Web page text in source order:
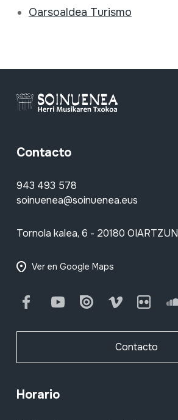
Oarsoaldea Turismo
Contacto
943 493 578
soinuenea@soinuenea.eus
Tornola kalea, 6 - 20180 OIARTZUN
Ver en Google Maps
FacebookYoutube Issuu Vimeo Flickr
Contacto
Horario